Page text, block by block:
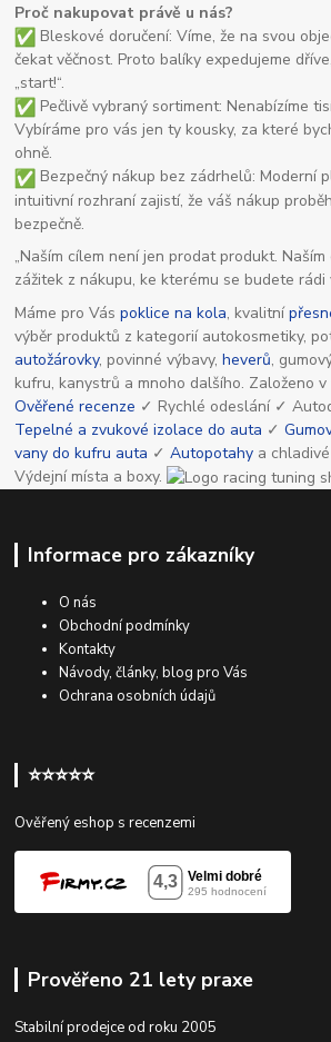
Proč nakupovat právě u nás?
Bleskové doručení: Víme, že na svou
čekat věčnost. Proto balíky expedujeme
„start!“.
Pečlivě vybraný sortiment: Nenabízíme
Vybíráme pro vás jen ty kousky, za které
ohně.
Bezpečný nákup bez zádrhelů: Moderní
intuitivní rozhraní zajistí, že váš nákup
bezpečně.
„Naším cílem není jen prodat produkt.
zážitek z nákupu, ke kterému se budete rádi
Máme pro Váspoklice na kola, kvalitní
výběr produktů z kategorií autokosmetiky,
autožárovky, povinné výbavy,heverů,
kufru, kanystrů a mnoho dalšího. Založeno
Ověřené recenze ✓ Rychlé odeslání ✓
Tepelné a zvukové izolace do auta ✓
vany do kufru auta ✓Autopotahy a
Výdejní místa a boxy.
Informace pro zákazníky
O nás
Obchodní podmínky
Kontakty
Návody, články, blog pro Vás
Ochrana osobních údajů
⭐⭐⭐⭐⭐
Ověřený eshop s recenzemi
Prověřeno 21 lety praxe
Stabilní prodejce od roku 2005